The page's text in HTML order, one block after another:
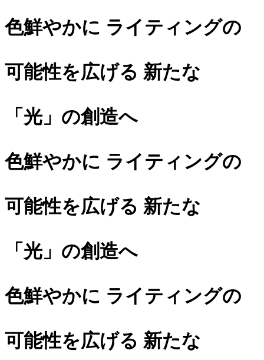
色鮮やかに ライティングの
可能性を広げる 新たな
「光」の創造へ
色鮮やかに ライティングの
可能性を広げる 新たな
「光」の創造へ
色鮮やかに ライティングの
可能性を広げる 新たな